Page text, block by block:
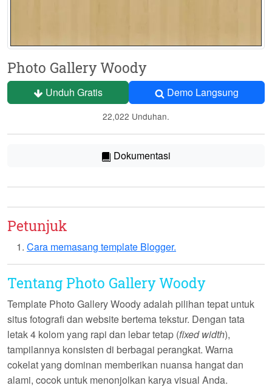
Photo Gallery Woody
Unduh Gratis Demo Langsung
22,022 Unduhan.
Dokumentasi
Petunjuk
Cara memasang template Blogger.
Tentang Photo Gallery Woody
Template Photo Gallery Woodyadalah pilihan tepat untuk
situs fotografi dan website bertema tekstur. Dengan tata
letak 4 kolom yang rapi dan lebar tetap (fixed width),
tampilannya konsisten di berbagai perangkat. Warna
cokelat yang dominan memberikan nuansa hangat dan
alami, cocok untuk menonjolkan karya visual Anda.